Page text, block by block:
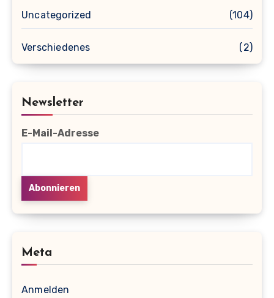
Uncategorized (104)
Verschiedenes (2)
Newsletter
E-Mail-Adresse
Meta
Anmelden